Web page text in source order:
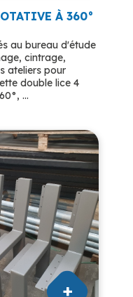
À 360°
au bureau d'étude
cintrage,
ateliers pour
double lice 4
...